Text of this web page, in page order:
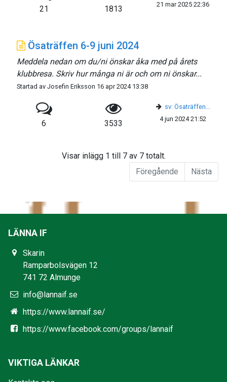
21 1813
21 mar 2025 22:36
Ösaträffen 6-9 juni 2024
Meddela nedan om du/ni önskar åka med på årets
klubbresa. Skriv hur många ni är och om ni önskar...
Startad av Josefin Eriksson 16 apr 2024 13:38
6 3533
sv: Ösaträffen...
4 jun 2024 21:52
Visar inlägg 1 till 7 av 7 totalt.
Föregående
Nästa
LÄNNA IF
Skarin
Ramparbolsvägen 12
741 72 Almunge
info@lannaif.se
https://www.lannaif.se/
https://www.facebook.com/groups/lannaif
VIKTIGA LÄNKAR